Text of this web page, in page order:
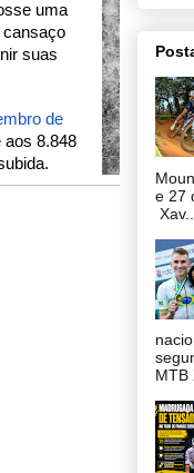
uma
cansaço
suas
de
aos 8.848
e 27
Xav...
MTB